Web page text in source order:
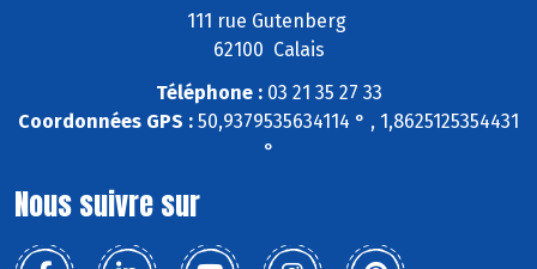
111 rue Gutenberg
62100 Calais
Téléphone :03 21 35 27 33
Coordonnées GPS : 50,9379535634114 ° , 1,8625125354431
°
Nous suivre sur